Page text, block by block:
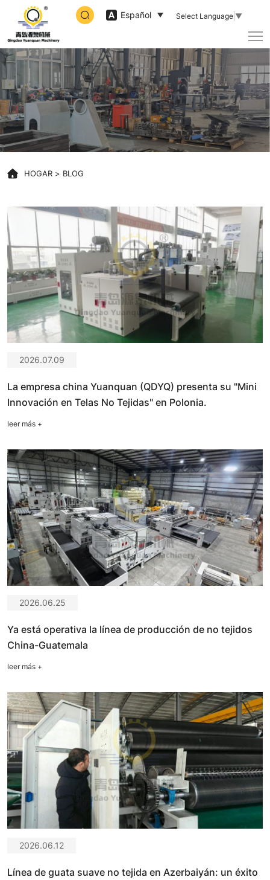
Español Select Language ▼
Qingdao
Yuanquan
Machinery
Co.,Ltd
HOGAR BLOG
2026.07.09
La empresa china Yuanquan (QDYQ) presenta su "Mini
Innovación en Telas No Tejidas" en Polonia.
leer más +
2026.06.25
Ya está operativa la línea de producción de no tejidos
China-Guatemala
leer más +
2026.06.12
Línea de guata suave no tejida en Azerbaiyán: un éxito